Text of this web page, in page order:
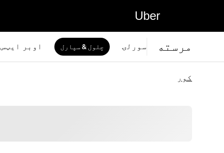
Uber
مرسته سورلۍ چلول & سپارل اوبر ايټس
کور